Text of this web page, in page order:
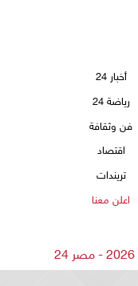
أخبار 24
رياضة 24
فن وثقافة
اقتصاد
تريندات
اعلن معنا